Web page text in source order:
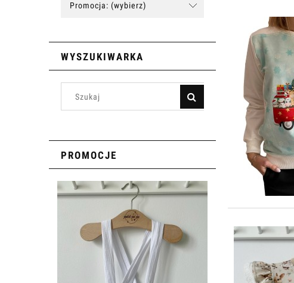
Promocja: (wybierz)
WYSZUKIWARKA
PROMOCJE